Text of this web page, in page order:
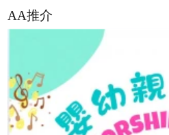
AA推介